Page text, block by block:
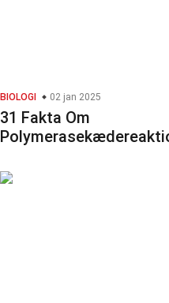
BIOLOGI 02 jan 2025
31 Fakta Om